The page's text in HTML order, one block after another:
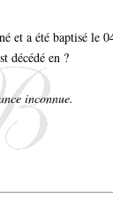
et a été baptisé le
décédé en ?
inconnue.